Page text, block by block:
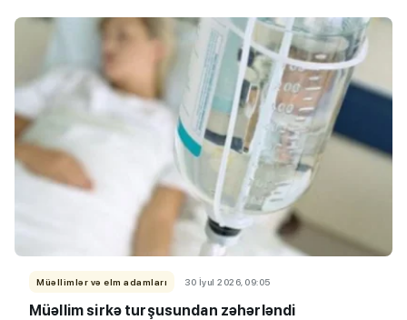
Müəllimlər və elm adamları 30 İyul 2026, 09:05
Müəllim sirkə turşusundan zəhərləndi